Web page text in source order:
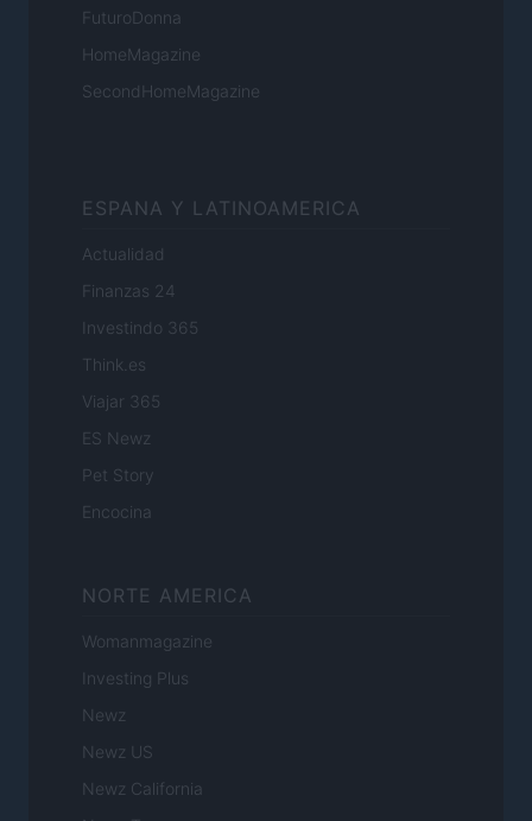
FuturoDonna
HomeMagazine
SecondHomeMagazine
ESPANA Y LATINOAMERICA
Actualidad
Finanzas 24
Investindo 365
Think.es
Viajar 365
ES Newz
Pet Story
Encocina
NORTE AMERICA
Womanmagazine
Investing Plus
Newz
Newz US
Newz California